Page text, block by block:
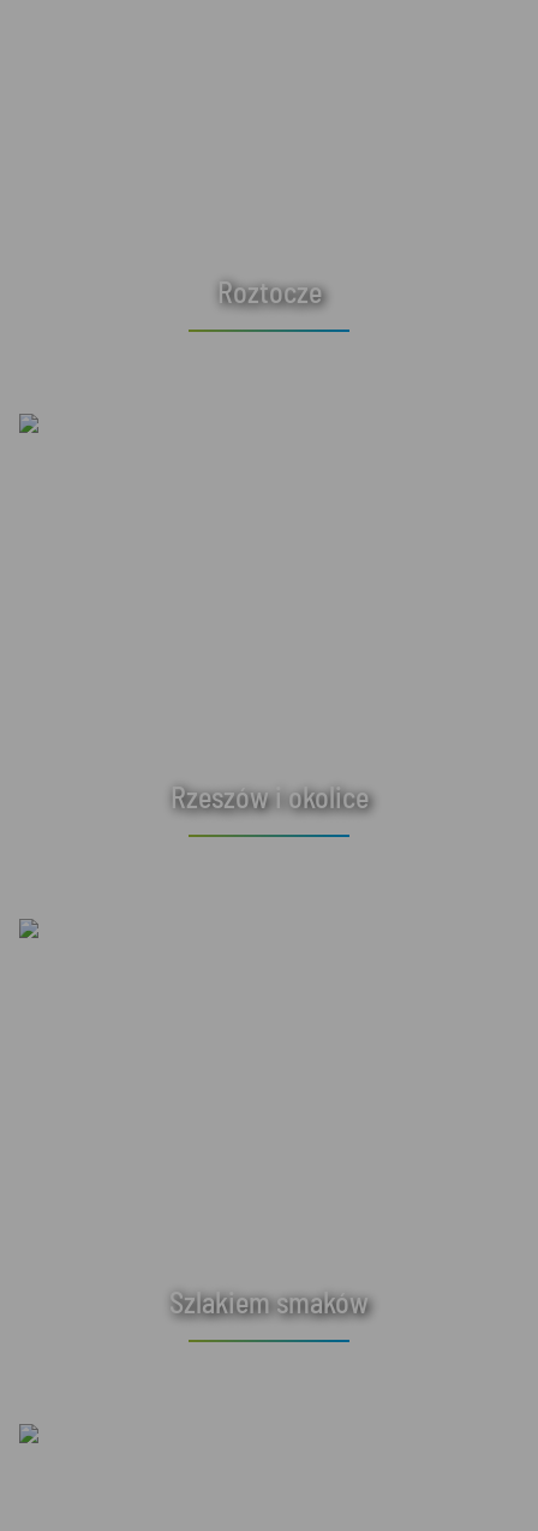
Roztocze
Rzeszów i okolice
Szlakiem smaków